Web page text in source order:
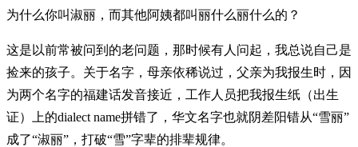
为什么你叫淑丽，而其他阿姨都叫丽什么丽什么的？
这是以前常被问到的老问题，那时候有人问起，我总说自己是
捡来的孩子。关于名字，母亲依稀说过，父亲为我报生时，因
为两个名字的福建话发音接近，工作人员把我报生纸（出生
证）上的dialect name拼错了，华文名字也就阴差阳错从“雪丽”
成了“淑丽”，打破“雪”字辈的排辈规律。